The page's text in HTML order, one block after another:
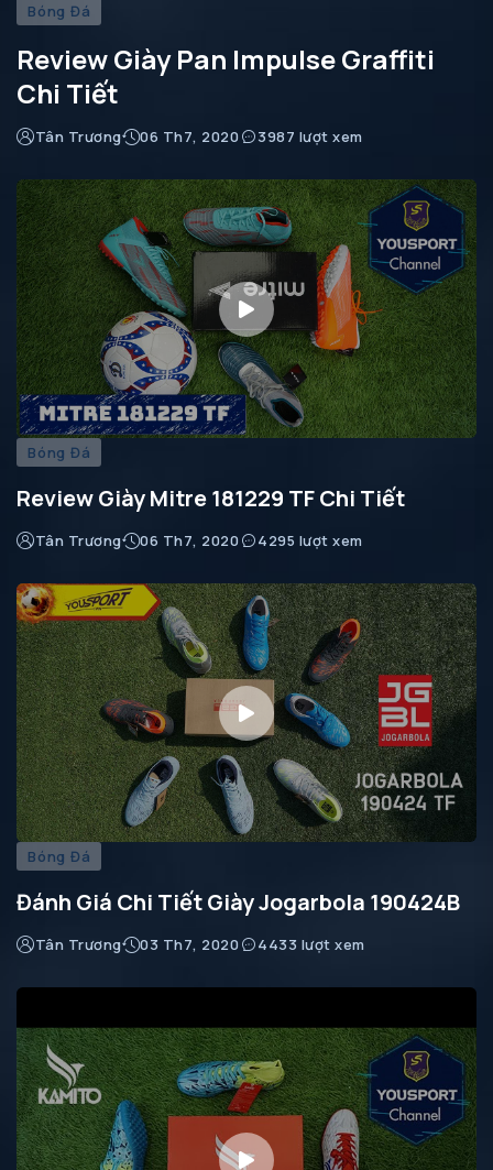
Bóng Đá
Review Giày Pan Impulse Graffiti
Chi Tiết
Tân Trương 06 Th7, 2020 3987 lượt xem
Bóng Đá
Review Giày Mitre 181229 TF Chi Tiết
Tân Trương 06 Th7, 2020 4295 lượt xem
Bóng Đá
Đánh Giá Chi Tiết Giày Jogarbola 190424B
Tân Trương 03 Th7, 2020 4433 lượt xem